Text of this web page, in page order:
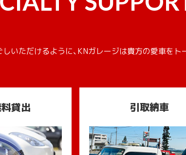
いただけるように、KNガレージは貴方の愛車をト
貸出 引取納車